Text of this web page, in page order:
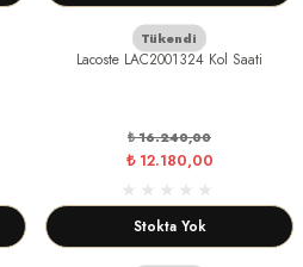
Tükendi
Lacoste LAC2001324 Kol Saati
₺ 16.240,00
₺ 12.180,00
Stokta Yok